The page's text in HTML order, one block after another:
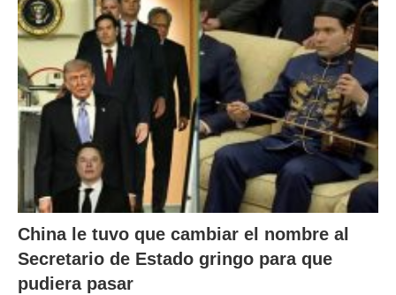
China le tuvo que cambiar el nombre al
Secretario de Estado gringo para que
pudiera pasar